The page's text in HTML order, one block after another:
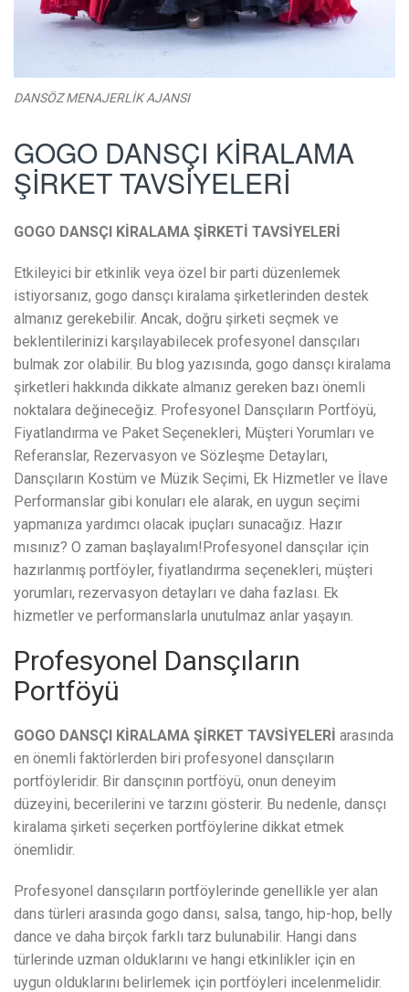
DANSÖZ MENAJERLİK AJANSI
GOGO DANSÇI KİRALAMA
ŞİRKET TAVSİYELERİ
GOGO DANSÇI KİRALAMA ŞİRKETİ TAVSİYELERİ
Etkileyici bir etkinlik veya özel bir parti düzenlemek
istiyorsanız, gogo dansçı kiralama şirketlerinden destek
almanız gerekebilir. Ancak, doğru şirketi seçmek ve
beklentilerinizi karşılayabilecek profesyonel dansçıları
bulmak zor olabilir. Bu blog yazısında, gogo dansçı kiralama
şirketleri hakkında dikkate almanız gereken bazı önemli
noktalara değineceğiz. Profesyonel Dansçıların Portföyü,
Fiyatlandırma ve Paket Seçenekleri, Müşteri Yorumları ve
Referanslar, Rezervasyon ve Sözleşme Detayları,
Dansçıların Kostüm ve Müzik Seçimi, Ek Hizmetler ve İlave
Performanslar gibi konuları ele alarak, en uygun seçimi
yapmanıza yardımcı olacak ipuçları sunacağız. Hazır
mısınız? O zaman başlayalım!Profesyonel dansçılar için
hazırlanmış portföyler, fiyatlandırma seçenekleri, müşteri
yorumları, rezervasyon detayları ve daha fazlası. Ek
hizmetler ve performanslarla unutulmaz anlar yaşayın.
Profesyonel Dansçıların
Portföyü
GOGO DANSÇI KİRALAMA ŞİRKET TAVSİYELERİ arasında
en önemli faktörlerden biri profesyonel dansçıların
portföyleridir. Bir dansçının portföyü, onun deneyim
düzeyini, becerilerini ve tarzını gösterir. Bu nedenle, dansçı
kiralama şirketi seçerken portföylerine dikkat etmek
önemlidir.
Profesyonel dansçıların portföylerinde genellikle yer alan
dans türleri arasında gogo dansı, salsa, tango, hip-hop, belly
dance ve daha birçok farklı tarz bulunabilir. Hangi dans
türlerinde uzman olduklarını ve hangi etkinlikler için en
uygun olduklarını belirlemek için portföyleri incelenmelidir.